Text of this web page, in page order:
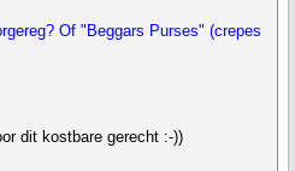
Of "Beggars Purses" (crepes
dit kostbare gerecht :-))